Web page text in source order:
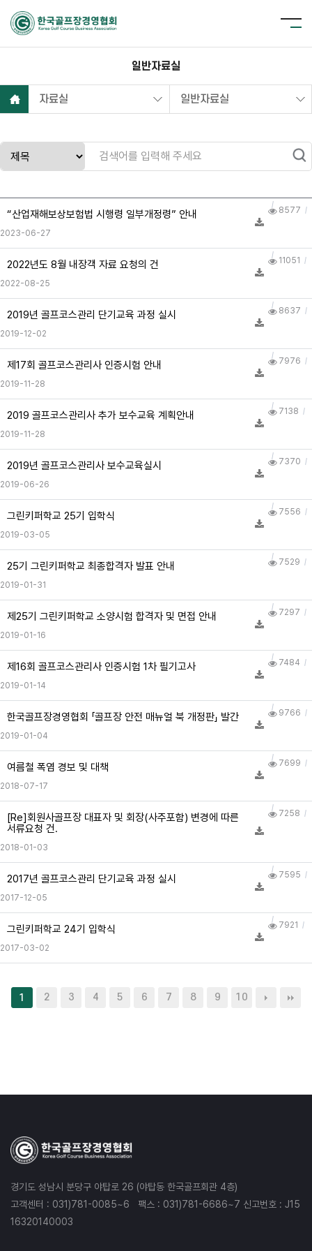
일반자료실
자료실 일반자료실
“산업재해보상보험법 시행령 일부개정령” 안내
2023-06-27
8577
2022년도 8월 내장객 자료 요청의 건
2022-08-25
11051
2019년 골프코스관리 단기교육 과정 실시
2019-12-02
8637
제17회 골프코스관리사 인증시험 안내
2019-11-28
7976
2019 골프코스관리사 추가 보수교육 계획안내
2019-11-28
7138
2019년 골프코스관리사 보수교육실시
2019-06-26
7370
그린키퍼학교 25기 입학식
2019-03-05
7556
25기 그린키퍼학교 최종합격자 발표 안내
2019-01-31
7529
제25기 그린키퍼학교 소양시험 합격자 및 면접 안내
2019-01-16
7297
제16회 골프코스관리사 인증시험 1차 필기고사
2019-01-14
7484
한국골프장경영협회 「골프장 안전 매뉴얼 북 개정판」 발간
2019-01-04
9766
여름철 폭염 경보 및 대책
2018-07-17
7699
[Re]회원사골프장 대표자 및 회장(사주포함) 변경에 따른
서류요청 건.
2018-01-03
7258
2017년 골프코스관리 단기교육 과정 실시
2017-12-05
7595
그린키퍼학교 24기 입학식
2017-03-02
7921
1 2 3 4 5 6 7 8 9 10
경기도 성남시 분당구 야탑로 26 (야탑동 한국골프회관 4층)
고객센터 : 031)781-0085~6 팩스 : 031)781-6686~7 신고번호 : J15
16320140003